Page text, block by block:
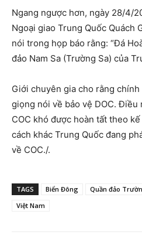
Ngang ngược hơn, ngày 28/4/
Ngoại giao Trung Quốc Quách
nói trong họp báo rằng: “Đá
đảo Nam Sa (Trường Sa) của
Giới chuyên gia cho rằng chính
giọng nói về bảo vệ DOC. Điều
COC khó được hoàn tất theo
cách khác Trung Quốc đang
về COC./.
TAGS Biển Đông Quần đảo
Việt Nam